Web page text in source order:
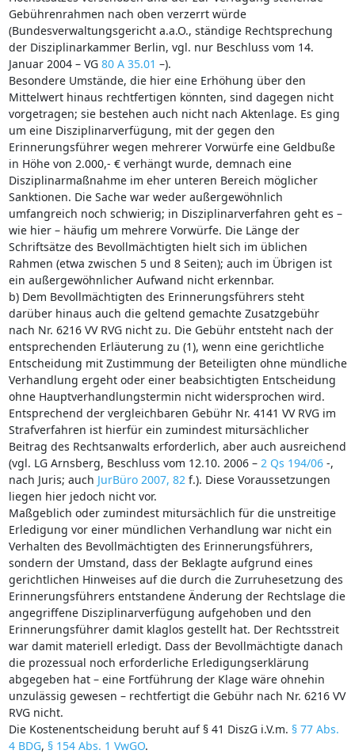
Gebührenrahmen nach oben verzerrt würde
(Bundesverwaltungsgericht a.a.O., ständige Rechtsprechung
der Disziplinarkammer Berlin, vgl. nur Beschluss vom 14.
Januar 2004 – VG 80 A 35.01 –).
Besondere Umstände, die hier eine Erhöhung über den
Mittelwert hinaus rechtfertigen könnten, sind dagegen nicht
vorgetragen; sie bestehen auch nicht nach Aktenlage. Es ging
um eine Disziplinarverfügung, mit der gegen den
Erinnerungsführer wegen mehrerer Vorwürfe eine Geldbuße
in Höhe von 2.000,- € verhängt wurde, demnach eine
Disziplinarmaßnahme im eher unteren Bereich möglicher
Sanktionen. Die Sache war weder außergewöhnlich
umfangreich noch schwierig; in Disziplinarverfahren geht es –
wie hier – häufig um mehrere Vorwürfe. Die Länge der
Schriftsätze des Bevollmächtigten hielt sich im üblichen
Rahmen (etwa zwischen 5 und 8 Seiten); auch im Übrigen ist
ein außergewöhnlicher Aufwand nicht erkennbar.
b) Dem Bevollmächtigten des Erinnerungsführers steht
darüber hinaus auch die geltend gemachte Zusatzgebühr
nach Nr. 6216 VV RVG nicht zu. Die Gebühr entsteht nach der
entsprechenden Erläuterung zu (1), wenn eine gerichtliche
Entscheidung mit Zustimmung der Beteiligten ohne mündliche
Verhandlung ergeht oder einer beabsichtigten Entscheidung
ohne Hauptverhandlungstermin nicht widersprochen wird.
Entsprechend der vergleichbaren Gebühr Nr. 4141 VV RVG im
Strafverfahren ist hierfür ein zumindest mitursächlicher
Beitrag des Rechtsanwalts erforderlich, aber auch ausreichend
(vgl. LG Arnsberg, Beschluss vom 12.10. 2006 – 2 Qs 194/06-,
nach Juris; auch JurBüro 2007, 82 f.). Diese Voraussetzungen
liegen hier jedoch nicht vor.
Maßgeblich oder zumindest mitursächlich für die unstreitige
Erledigung vor einer mündlichen Verhandlung war nicht ein
Verhalten des Bevollmächtigten des Erinnerungsführers,
sondern der Umstand, dass der Beklagte aufgrund eines
gerichtlichen Hinweises auf die durch die Zurruhesetzung des
Erinnerungsführers entstandene Änderung der Rechtslage die
angegriffene Disziplinarverfügung aufgehoben und den
Erinnerungsführer damit klaglos gestellt hat. Der Rechtsstreit
war damit materiell erledigt. Dass der Bevollmächtigte danach
die prozessual noch erforderliche Erledigungserklärung
abgegeben hat – eine Fortführung der Klage wäre ohnehin
unzulässig gewesen – rechtfertigt die Gebühr nach Nr. 6216 VV
RVG nicht.
Die Kostenentscheidung beruht auf § 41 DiszG i.V.m. § 77 Abs.
4 BDG, § 154 Abs. 1 VwGO.